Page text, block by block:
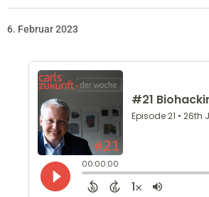
6. Februar 2023